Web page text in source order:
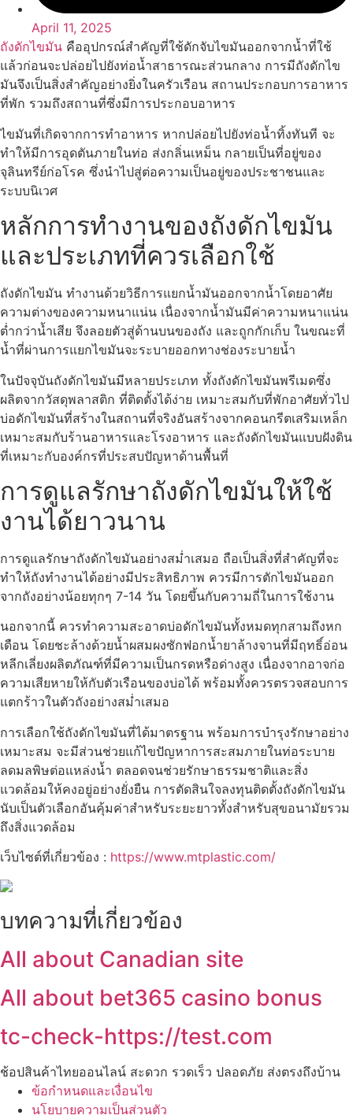
April 11, 2025
ถังดักไขมัน คืออุปกรณ์สำคัญที่ใช้ดักจับไขมันออกจากน้ำที่ใช้
แล้วก่อนจะปล่อยไปยังท่อน้ำสาธารณะส่วนกลาง การมีถังดักไข
มันจึงเป็นสิ่งสำคัญอย่างยิ่งในครัวเรือน สถานประกอบการอาหาร
ที่พัก รวมถึงสถานที่ซึ่งมีการประกอบอาหาร
ไขมันที่เกิดจากการทำอาหาร หากปล่อยไปยังท่อน้ำทิ้งทันที จะ
ทำให้มีการอุดตันภายในท่อ ส่งกลิ่นเหม็น กลายเป็นที่อยู่ของ
จุลินทรีย์ก่อโรค ซึ่งนำไปสู่ต่อความเป็นอยู่ของประชาชนและ
ระบบนิเวศ
หลักการทำงานของถังดักไขมัน
และประเภทที่ควรเลือกใช้
ถังดักไขมัน ทำงานด้วยวิธีการแยกน้ำมันออกจากน้ำโดยอาศัย
ความต่างของความหนาแน่น เนื่องจากน้ำมันมีค่าความหนาแน่น
ต่ำกว่าน้ำเสีย จึงลอยตัวสู่ด้านบนของถัง และถูกกักเก็บ ในขณะที่
น้ำที่ผ่านการแยกไขมันจะระบายออกทางช่องระบายน้ำ
ในปัจจุบันถังดักไขมันมีหลายประเภท ทั้งถังดักไขมันพรีเมดซึ่ง
ผลิตจากวัสดุพลาสติก ที่ติดตั้งได้ง่าย เหมาะสมกับที่พักอาศัยทั่วไป
บ่อดักไขมันที่สร้างในสถานที่จริงอันสร้างจากคอนกรีตเสริมเหล็ก
เหมาะสมกับร้านอาหารและโรงอาหาร และถังดักไขมันแบบฝังดิน
ที่เหมาะกับองค์กรที่ประสบปัญหาด้านพื้นที่
การดูแลรักษาถังดักไขมันให้ใช้
งานได้ยาวนาน
การดูแลรักษาถังดักไขมันอย่างสม่ำเสมอ ถือเป็นสิ่งที่สำคัญที่จะ
ทำให้ถังทำงานได้อย่างมีประสิทธิภาพ ควรมีการตักไขมันออก
จากถังอย่างน้อยทุกๆ 7-14 วัน โดยขึ้นกับความถี่ในการใช้งาน
นอกจากนี้ ควรทำความสะอาดบ่อดักไขมันทั้งหมดทุกสามถึงหก
เดือน โดยชะล้างด้วยน้ำผสมผงซักฟอกน้ำยาล้างจานที่มีฤทธิ์อ่อน
หลีกเลี่ยงผลิตภัณฑ์ที่มีความเป็นกรดหรือด่างสูง เนื่องจากอาจก่อ
ความเสียหายให้กับตัวเรือนของบ่อได้ พร้อมทั้งควรตรวจสอบการ
แตกร้าวในตัวถังอย่างสม่ำเสมอ
การเลือกใช้ถังดักไขมันที่ได้มาตรฐาน พร้อมการบำรุงรักษาอย่าง
เหมาะสม จะมีส่วนช่วยแก้ไขปัญหาการสะสมภายในท่อระบาย
ลดมลพิษต่อแหล่งน้ำ ตลอดจนช่วยรักษาธรรมชาติและสิ่ง
แวดล้อมให้คงอยู่อย่างยั่งยืน การตัดสินใจลงทุนติดตั้งถังดักไขมัน
นับเป็นตัวเลือกอันคุ้มค่าสำหรับระยะยาวทั้งสำหรับสุขอนามัยรวม
ถึงสิ่งแวดล้อม
เว็บไซต์ที่เกี่ยวข้อง : https://www.mtplastic.com/
บทความที่เกี่ยวข้อง
All about Canadian site
All about bet365 casino bonus
tc-check-https://test.com
ช้อปสินค้าไทยออนไลน์ สะดวก รวดเร็ว ปลอดภัย ส่งตรงถึงบ้าน
ข้อกำหนดและเงื่อนไข
นโยบายความเป็นส่วนตัว